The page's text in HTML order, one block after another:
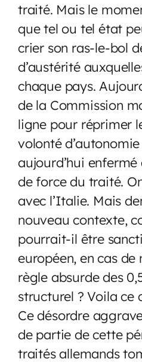
traité. Mais le
que tel ou tel état
crier son ras-le-bol
d’austérité
chaque pays.
de la Commission
ligne pour réprimer
volonté
aujourd’hui
de force du traité.
avec l’Italie. Mais
nouveau contexte,
pourrait-il être
européen, en cas de
règle absurde des
structurel ? Voila ce
Ce désordre
de partie de cette
traités allemands